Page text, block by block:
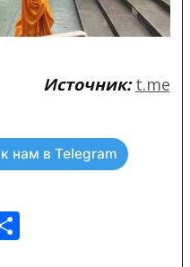
Источник: t.me
нам в Telegram